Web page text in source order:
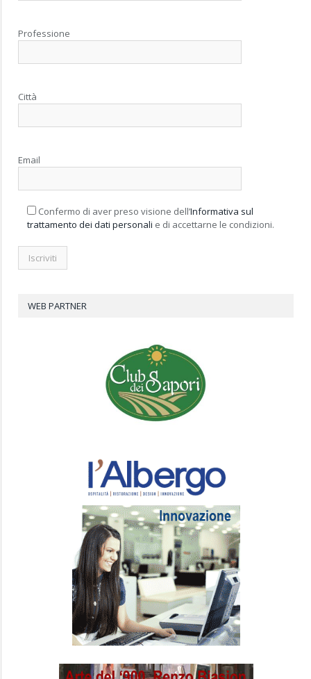
Professione
Città
Email
Confermo di aver preso visione dell’Informativa sul
trattamento dei dati personali e di accettarne le condizioni.
WEB PARTNER